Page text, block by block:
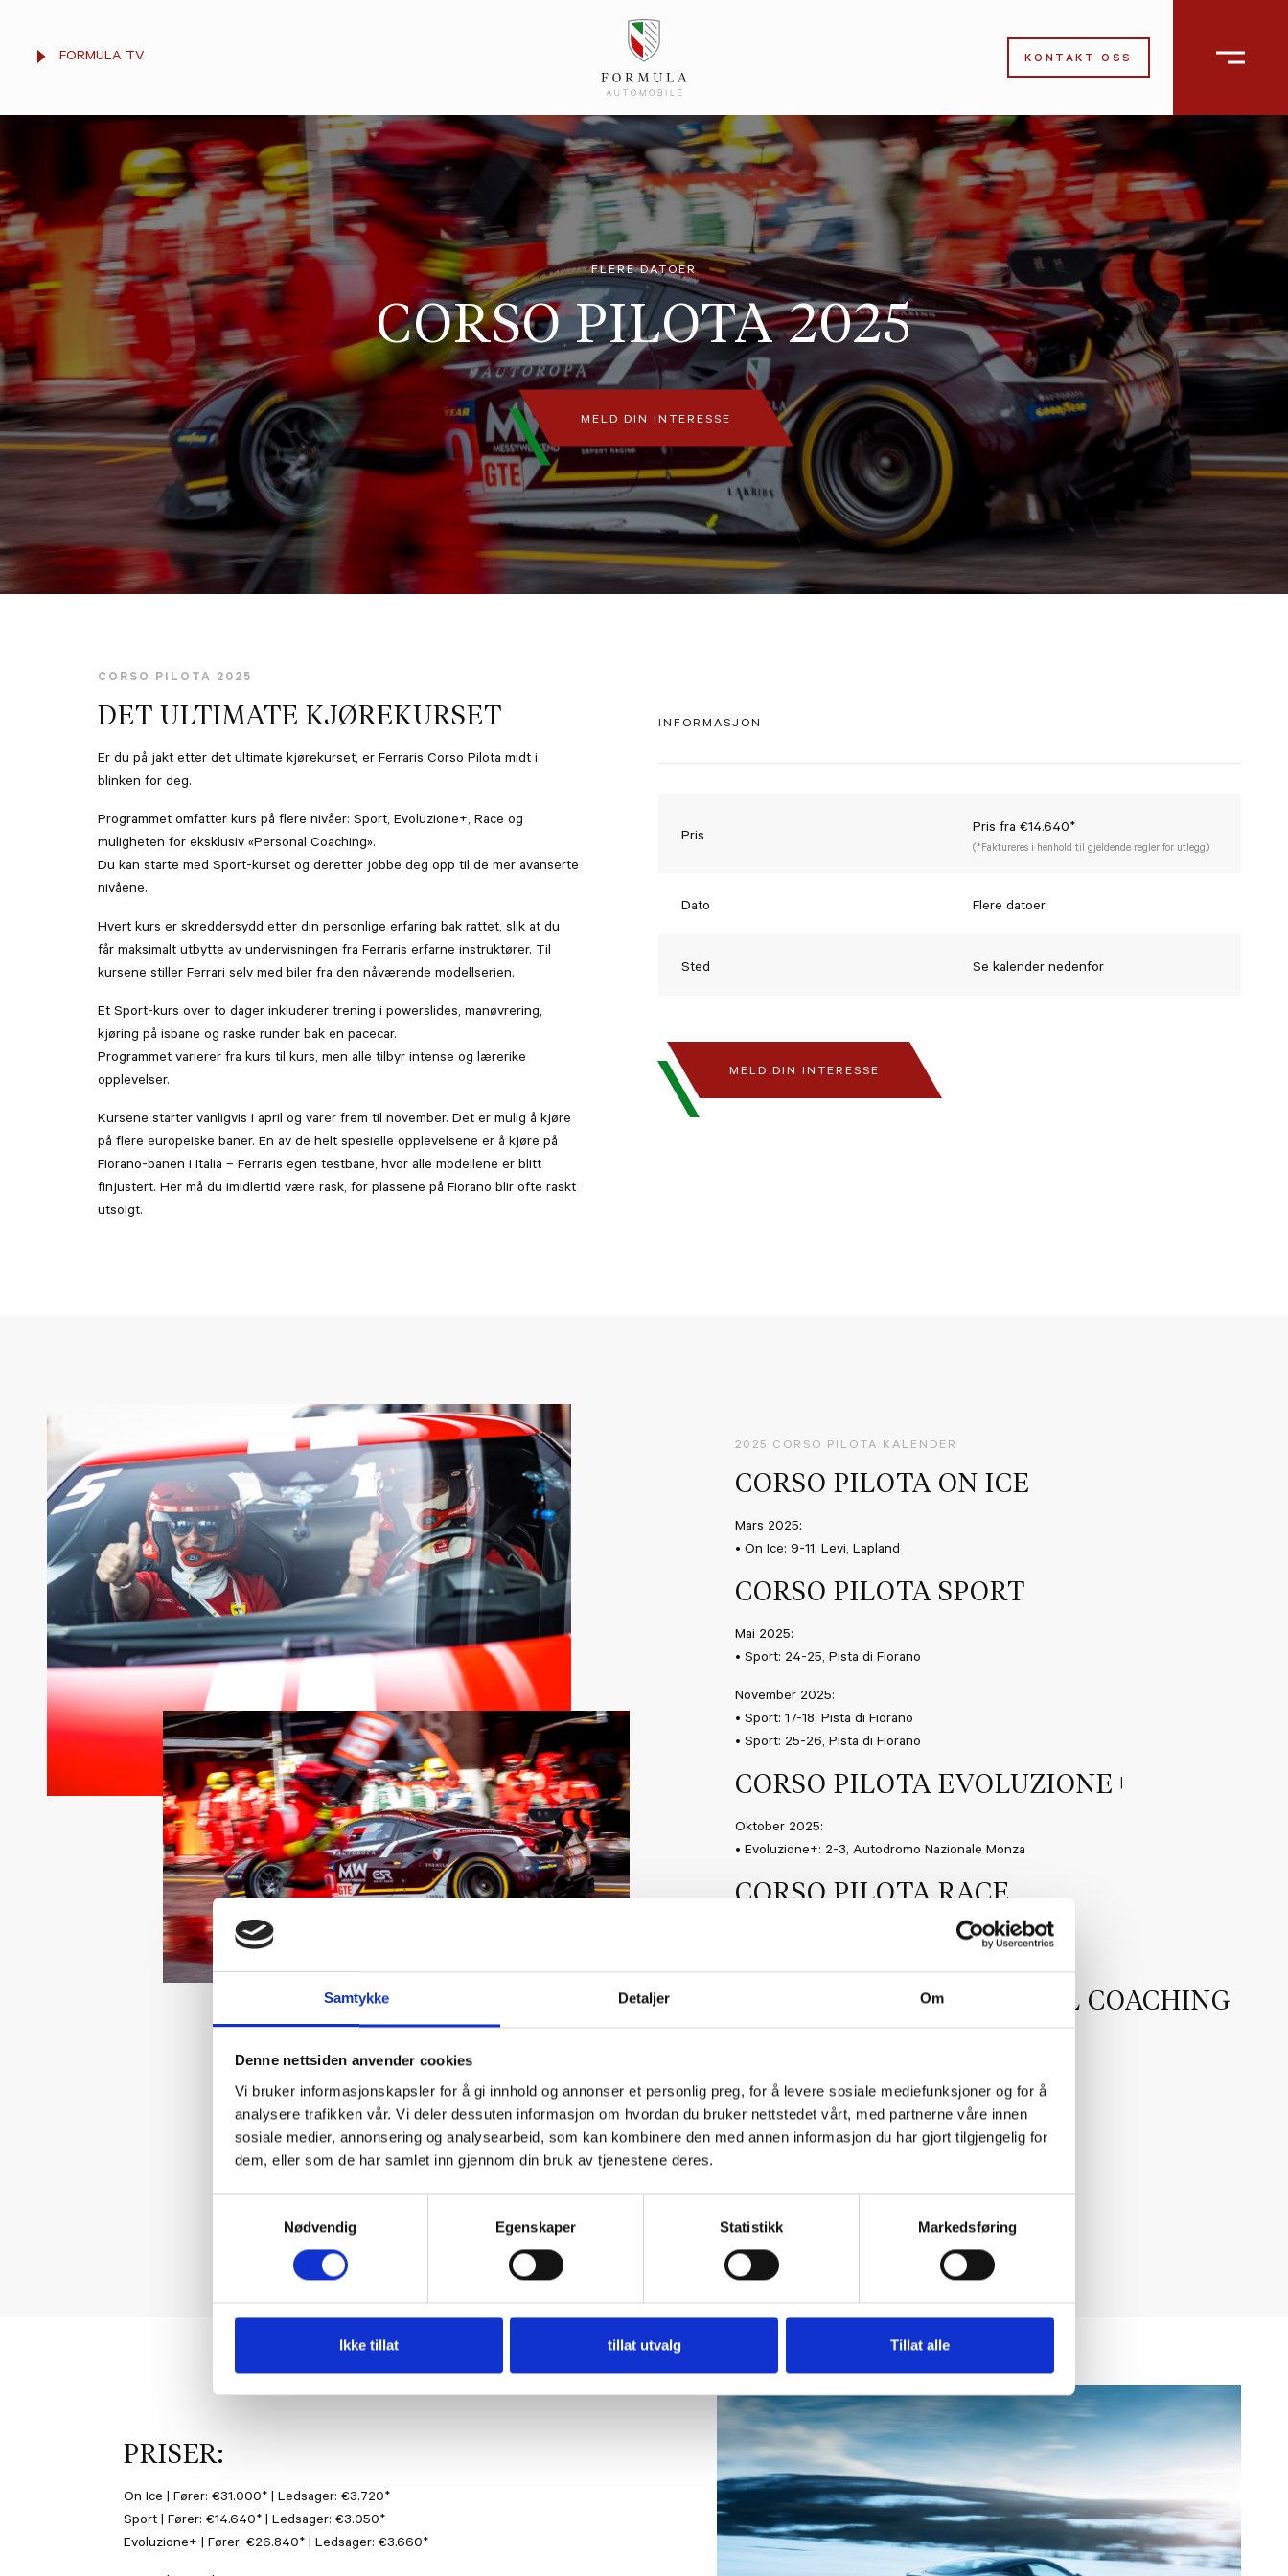
Samtykke Detaljer Om
Denne nettsiden anvender cookies
Vi bruker informasjonskapsler for å gi innhold og annonser et personlig preg, for å levere sosiale mediefunksjoner og for å
analysere trafikken vår. Vi deler dessuten informasjon om hvordan du bruker nettstedet vårt, med partnerne våre innen
sosiale medier, annonsering og analysearbeid, som kan kombinere den med annen informasjon du har gjort tilgjengelig for
dem, eller som de har samlet inn gjennom din bruk av tjenestene deres.
Nødvendig
Egenskaper Statistikk Markedsføring
Ikke tillat tillat utvalg Tillat alle
FORMULA TV KONTAKT OSS
FLERE DATOER
CORSO PILOTA 2025
MELD DIN INTERESSE
CORSO PILOTA 2025
DET ULTIMATE KJØREKURSET
Er du på jakt etter det ultimate kjørekurset, er Ferraris Corso Pilota midt i
blinken for deg.
Programmet omfatter kurs på flere nivåer: Sport, Evoluzione+, Race og
muligheten for eksklusiv «Personal Coaching».
Du kan starte med Sport-kurset og deretter jobbe deg opp til de mer avanserte
nivåene.
Hvert kurs er skreddersydd etter din personlige erfaring bak rattet, slik at du
får maksimalt utbytte av undervisningen fra Ferraris erfarne instruktører. Til
kursene stiller Ferrari selv med biler fra den nåværende modellserien.
Et Sport-kurs over to dager inkluderer trening i powerslides, manøvrering,
kjøring på isbane og raske runder bak en pacecar.
Programmet varierer fra kurs til kurs, men alle tilbyr intense og lærerike
opplevelser.
Kursene starter vanligvis i april og varer frem til november. Det er mulig å kjøre
på flere europeiske baner. En av de helt spesielle opplevelsene er å kjøre på
Fiorano-banen i Italia – Ferraris egen testbane, hvor alle modellene er blitt
finjustert. Her må du imidlertid være rask, for plassene på Fiorano blir ofte raskt
utsolgt.
INFORMASJON
Pris
Pris fra €14.640*
(*Faktureres i henhold til gjeldende regler for utlegg)
Dato Flere datoer
Sted Se kalender nedenfor
MELD DIN INTERESSE
2025 CORSO PILOTA KALENDER
CORSO PILOTA ON ICE
Mars 2025:
• On Ice: 9-11, Levi, Lapland
CORSO PILOTA SPORT
Mai 2025:
• Sport: 24-25, Pista di Fiorano
November 2025:
• Sport: 17-18, Pista di Fiorano
• Sport: 25-26, Pista di Fiorano
CORSO PILOTA EVOLUZIONE+
Oktober 2025:
• Evoluzione+: 2-3, Autodromo Nazionale Monza
CORSO PILOTA RACE
CORSO PILOTA PERSONAL COACHING
Melegari
• Personal Training, Race: 17,Autodromo di Varano de’
Melegari
PRISER:
On Ice | Fører: €31.000* | Ledsager: €3.720*
Sport | Fører: €14.640* | Ledsager: €3.050*
Evoluzione+ | Fører: €26.840* | Ledsager: €3.660*